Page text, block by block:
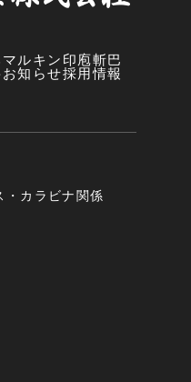
マルキン印 庖斬巴
お知らせ採用情報
・カラビナ関係